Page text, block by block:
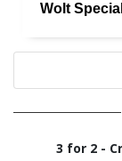
Wolt
3 for 2 -